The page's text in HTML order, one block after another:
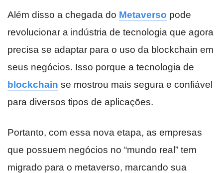
Além disso a chegada do Metaverso pode
revolucionar a indústria de tecnologia que agora
precisa se adaptar para o uso da blockchain em
seus negócios. Isso porque a tecnologia de
blockchain se mostrou mais segura e confiável
para diversos tipos de aplicações.
Portanto, com essa nova etapa, as empresas
que possuem negócios no “mundo real” tem
migrado para o metaverso, marcando sua